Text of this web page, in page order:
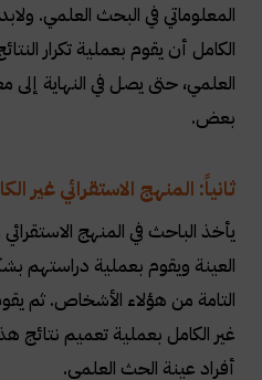
المعلوماتي في البحث العلمي.
الكامل أن يقوم بعملية تكرار
العلمي، حتى يصل في النهاية
بعض.
ثانياً: المنهج الاستقرائي غير
يأخذ الباحث في المنهج
العينة ويقوم بعملية
التامة من هؤلاء الأشخاص. ثم
غير الكامل بعملية تعميم نتائج
أفراد عينة الحث العلمي.